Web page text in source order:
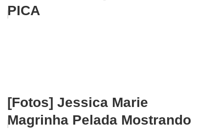
PICA
[Fotos] Jessica Marie
Magrinha Pelada Mostrando